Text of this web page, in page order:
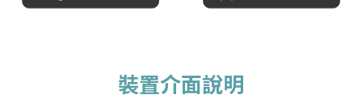
裝置介面說明